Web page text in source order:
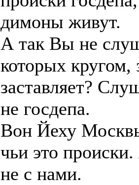
димоны живут.
А так Вы не
которых
заставляет?
не госдепа.
Вон Йеху
чьи это
не с нами.